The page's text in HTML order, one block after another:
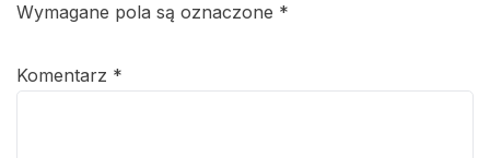
Wymagane pola są oznaczone *
Komentarz *